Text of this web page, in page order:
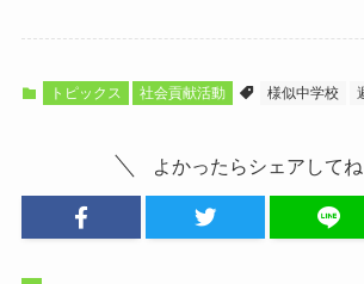
トピックス 社会貢献活動 様似中学校
よかったらシェアしてね